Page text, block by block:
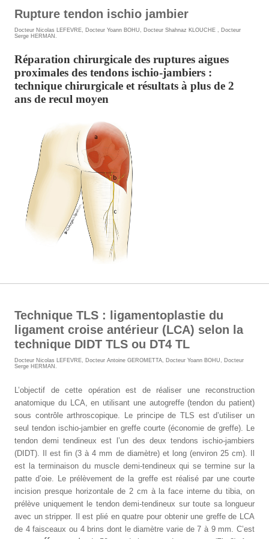
Rupture tendon ischio jambier
Docteur Nicolas LEFEVRE, Docteur Yoann BOHU, Docteur Shahnaz KLOUCHE , Docteur
Serge HERMAN .
Réparation chirurgicale des ruptures aigues
proximales des tendons ischio-jambiers :
technique chirurgicale et résultats à plus de 2
ans de recul moyen
Technique TLS : ligamentoplastie du
ligament croise antérieur (LCA) selon la
technique DIDT TLS ou DT4 TL
Docteur Nicolas LEFEVRE Docteur Antoine GEROMETTA Docteur Yoann BOHU
Docteur
Serge HERMAN
L’objectif de cette opération est de réaliser une reconstruction
anatomique du LCA, en utilisant une autogreffe (tendon du patient)
sous contrôle arthroscopique. Le principe de TLS est d’utiliser un
seul tendon ischio-jambier en greffe courte (économie de greffe). Le
tendon demi tendineux est l’un des deux tendons ischio-jambiers
(DIDT). Il est fin (3 à 4 mm de diamètre) et long (environ 25 cm). Il
est la terminaison du muscle demi-tendineux qui se termine sur la
patte d’oie. Le prélèvement de la greffe est réalisé par une courte
incision presque horizontale de 2 cm à la face interne du tibia, on
prélève uniquement le tendon demi-tendineux sur toute sa longueur
avec un stripper. Il est plié en quatre pour obtenir une greffe de LCA
de 4 faisceaux ou 4 brins dont le diamètre varie de 7 à 9 mm. C’est